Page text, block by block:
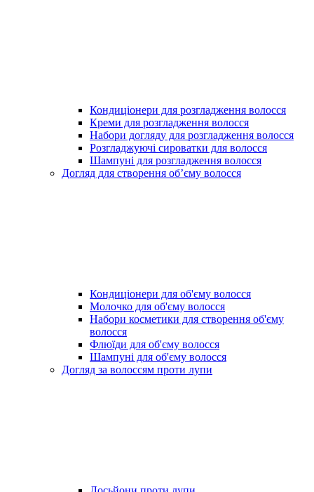
Кондиціонери для розгладження волосся
Креми для розгладження волосся
Набори догляду для розгладження волосся
Розгладжуючі сироватки для волосся
Шампуні для розгладження волосся
Догляд для створення об’єму волосся
Кондиціонери для об'єму волосся
Молочко для об'єму волосся
Набори косметики для створення об'єму
волосся
Флюїди для об'єму волосся
Шампуні для об'єму волосся
Догляд за волоссям проти лупи